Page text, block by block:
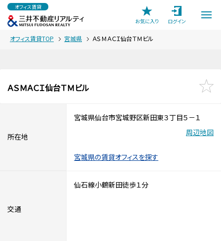
オフィス賃貸
お気に入り
ログイン
オフィス賃貸TOP 宮城県 ＡＳＭＡＣＩ仙台ＴＭビル
ＡＳＭＡＣＩ仙台ＴＭビル
所在地
宮城県仙台市宮城野区新田東３丁目５－１
周辺地図
宮城県の賃貸オフィスを探す
交通
仙石線小鶴新田徒歩１分